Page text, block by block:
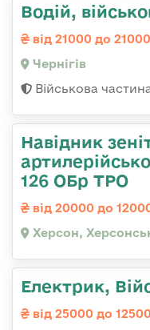
Водій,
від 21000 до
Чернігів
Військова
Навідник
126 ОБр ТРО
від 20000 до
Херсон,
Електрик,
від 25000 до